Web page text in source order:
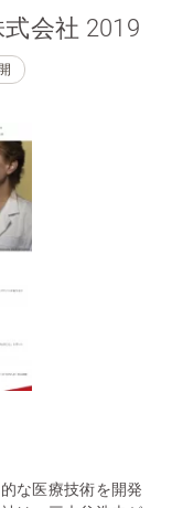
会社 2019
な医療技術を開発